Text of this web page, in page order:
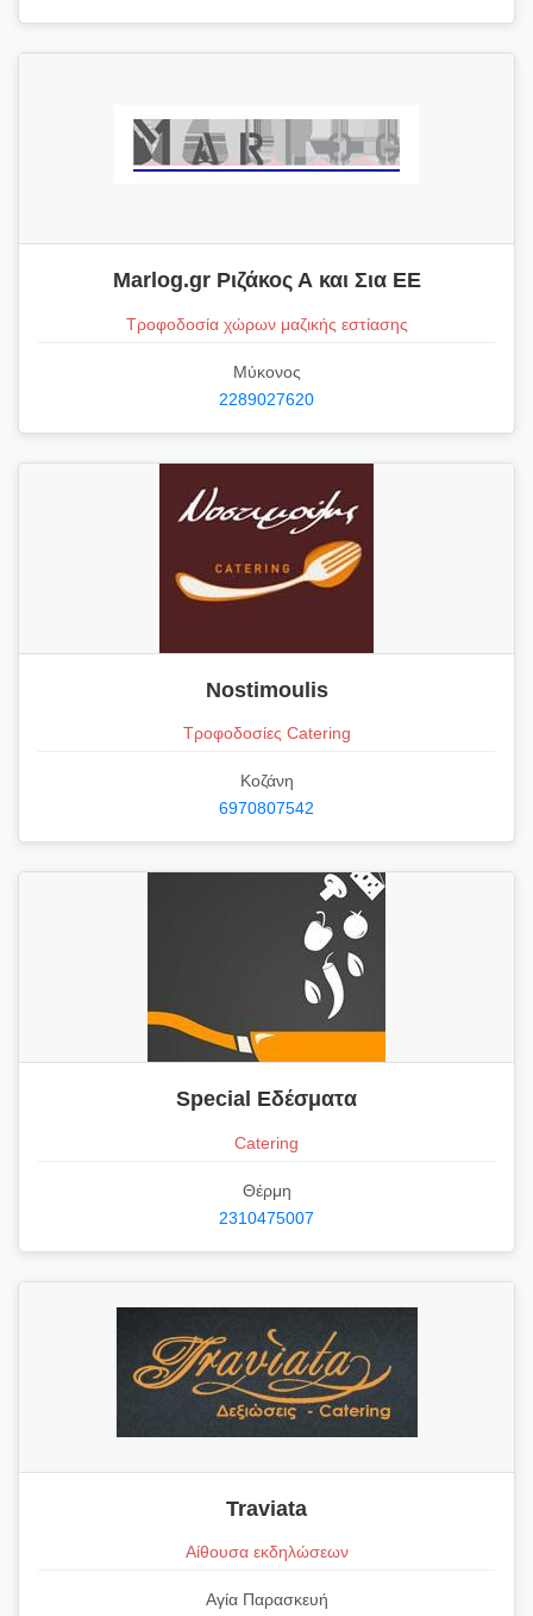
Marlog.gr Ριζάκος Α και Σια ΕΕ
Τροφοδοσία χώρων μαζικής εστίασης
Μύκονος
2289027620
Nostimoulis
Τροφοδοσίες Catering
Κοζάνη
6970807542
Special Εδέσματα
Catering
Θέρμη
2310475007
Traviata
Αίθουσα εκδηλώσεων
Αγία Παρασκευή